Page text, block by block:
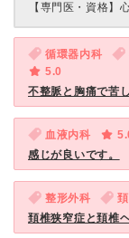
【専門医・資格】
循環器内科
5.0
不整脈と胸痛で苦
血液内科
感じが良いです。
整形外科
頚椎狭窄症と頚椎